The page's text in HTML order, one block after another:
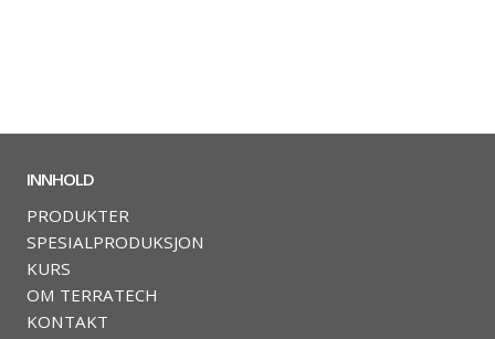
INNHOLD
PRODUKTER
SPESIALPRODUKSJON
KURS
OM TERRATECH
KONTAKT